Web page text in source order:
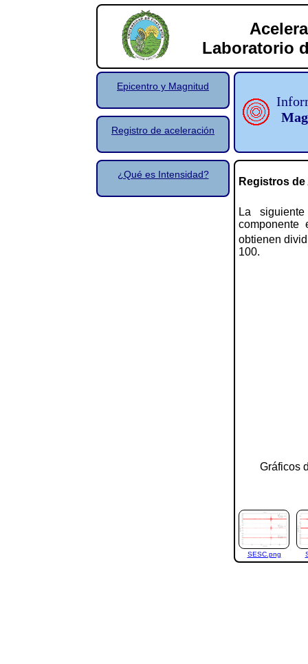
Laboratorio
Epicentro y Magnitud
Registro de aceleración
¿Qué es Intensidad?
Registros
La
obtienen
100.
Gráficos
SESC.png